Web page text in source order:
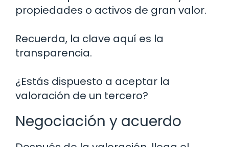
propiedades o activos de gran valor.
Recuerda, la clave aquí es la
transparencia.
¿Estás dispuesto a aceptar la
valoración de un tercero?
Negociación y acuerdo